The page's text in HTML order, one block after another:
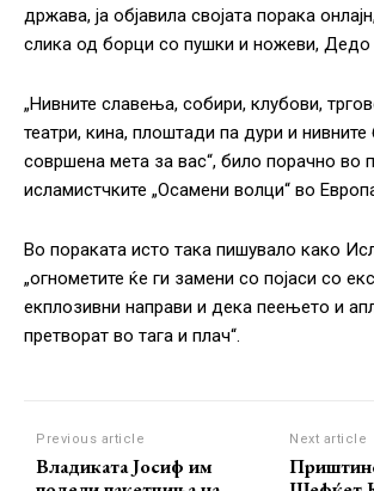
држава, ја објавила својата порака
слика од борци со пушки и ножеви, Дедо
„Нивните славења, собири, клубови,
театри, кина, плоштади па дури и
совршена мета за вас“, било порачно во
исламистчките „Осамени волци“ во
Во пораката исто така пишувало како
„огнометите ќе ги замени со појаси со
екплозивни направи и дека пеењето и
претворат во тага и плач“.
Previous article
Владиката Јосиф им
Next article